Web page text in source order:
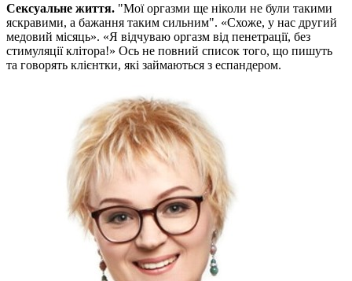
Сексуальне життя. "Мої оргазми ще ніколи не були такими
яскравими, а бажання таким сильним". «Схоже, у нас другий
медовий місяць». «Я відчуваю оргазм від пенетрації, без
стимуляції клітора!» Ось не повний список того, що пишуть
та говорять клієнтки, які займаються з еспандером.